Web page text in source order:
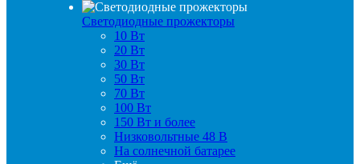
Светодиодные прожекторы
10 Вт
20 Вт
30 Вт
50 Вт
70 Вт
100 Вт
150 Вт и более
Низковольтные 48 В
На солнечной батарее